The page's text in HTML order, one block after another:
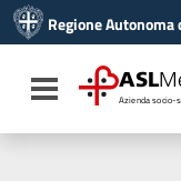
Vai al menu di
Vai al footer
Regione Autonoma
Toggle navigation
ASL
Azienda socio-